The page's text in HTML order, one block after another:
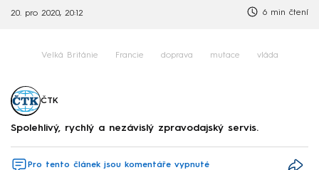
20. pro 2020, 20:12 6 min čtení
Velká Británie Francie doprava mutace vláda
ČTK
Spolehlivý, rychlý a nezávislý zpravodajský servis.
Pro tento článek jsou komentáře vypnuté